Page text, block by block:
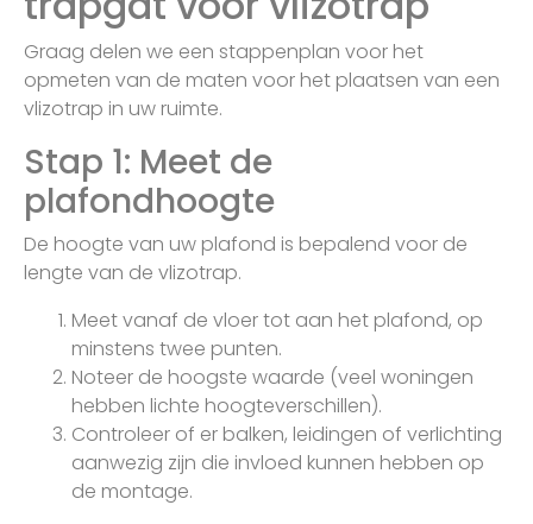
Graag delen we een stappenplan voor het
opmeten van de maten voor het plaatsen van een
vlizotrap in uw ruimte.
Stap 1: Meet de
plafondhoogte
De hoogte van uw plafond is bepalend voor de
lengte van de vlizotrap.
Meet vanaf de vloer tot aan het plafond, op
minstens twee punten.
Noteer de hoogste waarde (veel woningen
hebben lichte hoogteverschillen).
Controleer of er balken, leidingen of verlichting
aanwezig zijn die invloed kunnen hebben op
de montage.